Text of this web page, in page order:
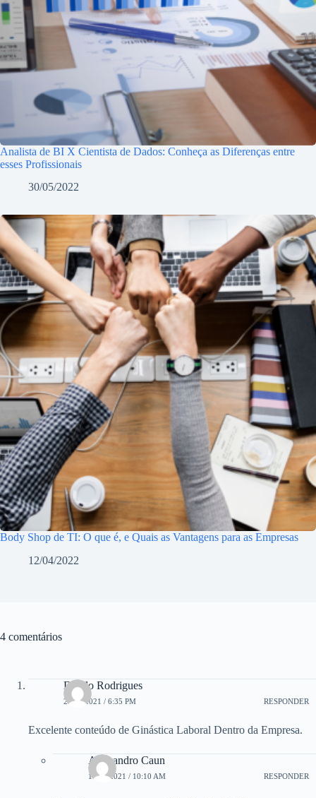
Analista de BI X Cientista de Dados: Conheça as Diferenças entre
esses Profissionais
30/05/2022
Body Shop de TI: O que é, e Quais as Vantagens para as Empresas
12/04/2022
4 comentários
Danilo Rodrigues
29/09/2021 / 6:35 PM RESPONDER
Excelente conteúdo de Ginástica Laboral Dentro da Empresa.
Alessandro Caun
14/10/2021 / 10:10 AM RESPONDER